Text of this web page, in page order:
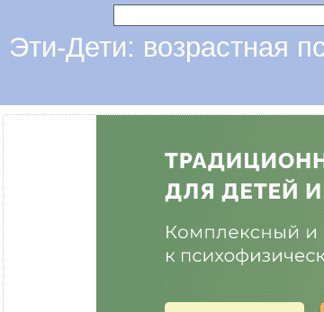
Эти-Дети: возрастная